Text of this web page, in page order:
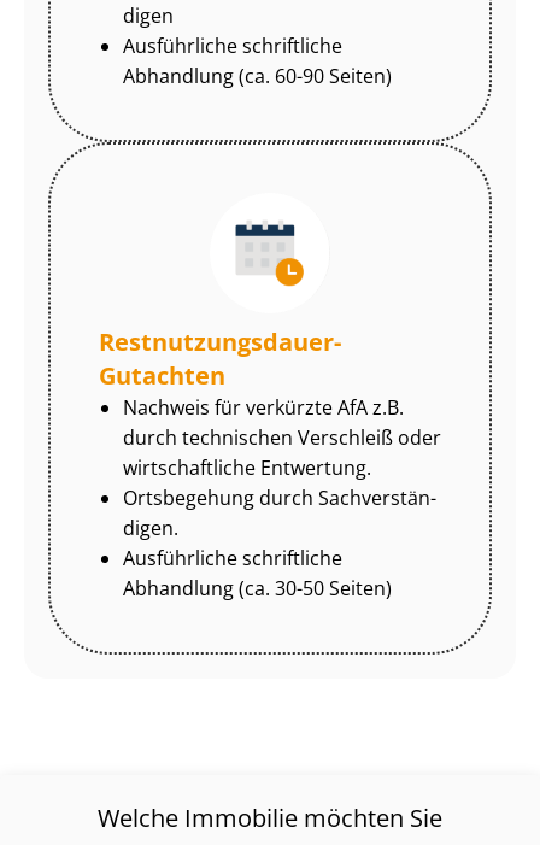
di­gen
Ausführliche schriftliche
Abhandlung (ca. 60-90 Seiten)
Rest­nut­zungs­dau­er-
Gutachten
Nachweis für verkürzte AfA z.B.
durch technischen Verschleiß oder
wirtschaftliche Entwertung.
Ortsbegehung durch Sach­ver­stän­
di­gen.
Ausführliche schriftliche
Abhandlung (ca. 30-50 Seiten)
Welche Immobilie möchten Sie